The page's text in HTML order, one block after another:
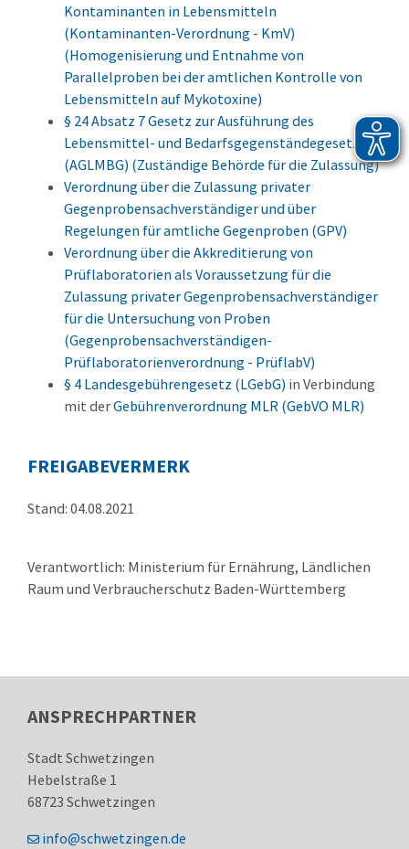
Kontaminanten in Lebensmitteln
(Kontaminanten-Verordnung - KmV)
(Homogenisierung und Entnahme von
Parallelproben bei der amtlichen Kontrolle von
Lebensmitteln auf Mykotoxine)
§ 24 Absatz 7 Gesetz zur Ausführung des
Lebensmittel- und Bedarfsgegenständegesetz
(AGLMBG) (Zuständige Behörde für die Zulassung)
Verordnung über die Zulassung privater
Gegenprobensachverständiger und über
Regelungen für amtliche Gegenproben (GPV)
Verordnung über die Akkreditierung von
Prüflaboratorien als Voraussetzung für die
Zulassung privater Gegenprobensachverständiger
für die Untersuchung von Proben
(Gegenprobensachverständigen-
Prüflaboratorienverordnung - PrüflabV)
§ 4 Landesgebührengesetz (LGebG) in Verbindung
mit derGebührenverordnung MLR (GebVO MLR)
FREIGABEVERMERK
Stand: 04.08.2021
Verantwortlich: Ministerium für Ernährung, Ländlichen
Raum und Verbraucherschutz Baden-Württemberg
ANSPRECHPARTNER
Stadt Schwetzingen
Hebelstraße 1
68723 Schwetzingen
info@schwetzingen.de